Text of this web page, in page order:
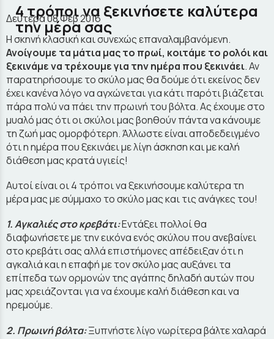
4 τρόποι να ξεκινήσετε καλύτερα
την μέρα σας
Δευτέρα 08 Φεβ 2016
Η σκηνή κλασική και συνεχώς επαναλαμβανόμενη.
Ανοίγουμε τα μάτια μας το πρωί, κοιτάμε το ρολόι και
ξεκινάμε να τρέχουμε για την ημέρα που ξεκινάει. Αν
παρατηρήσουμε το σκύλο μας θα δούμε ότι εκείνος δεν
έχει κανένα λόγο να αγχώνεται για κάτι παρότι βιάζεται
πάρα πολύ να πάει την πρωινή του βόλτα. Ας έχουμε στο
μυαλό μας ότι οι σκύλοι μας βοηθούν πάντα να κάνουμε
τη ζωή μας ομορφότερη. Άλλωστε είναι αποδεδειγμένο
ότι η ημέρα που ξεκινάει με λίγη άσκηση και με καλή
διάθεση μας κρατά υγιείς!
Αυτοί είναι οι 4 τρόποι να ξεκινήσουμε καλύτερα τη
μέρα μας με σύμμαχο το σκύλο μας και τις ανάγκες του!
1. Αγκαλιές στο κρεβάτι:Εντάξει πολλοί θα
διαφωνήσετε με την εικόνα ενός σκύλου που ανεβαίνει
στο κρεβάτι σας αλλά επιστήμονες απέδειξαν ότι η
αγκαλιά και η επαφή με τον σκύλο μας αυξάνει τα
επίπεδα των ορμονών της αγάπης δηλαδή αυτών που
μας χρειάζονται για να έχουμε καλή διάθεση και να
ηρεμούμε.
2. Πρωινή βόλτα:Ξυπνήστε λίγο νωρίτερα βάλτε χαλαρά